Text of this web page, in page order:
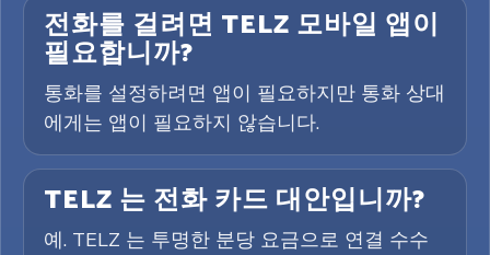
전화를 걸려면 TELZ 모바일 앱이
필요합니까?
통화를 설정하려면 앱이 필요하지만 통화 상대
에게는 앱이 필요하지 않습니다.
TELZ 는 전화 카드 대안입니까?
예. TELZ 는 투명한 분당 요금으로 연결 수수